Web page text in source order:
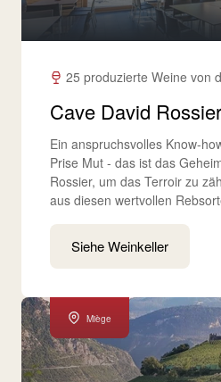
25 produzierte Weine von
Cave David Rossier
Ein anspruchsvolles Know-
Prise Mut - das ist das
Rossier, um das Terroir zu
aus diesen wertvollen
Siehe Weinkeller
Miège